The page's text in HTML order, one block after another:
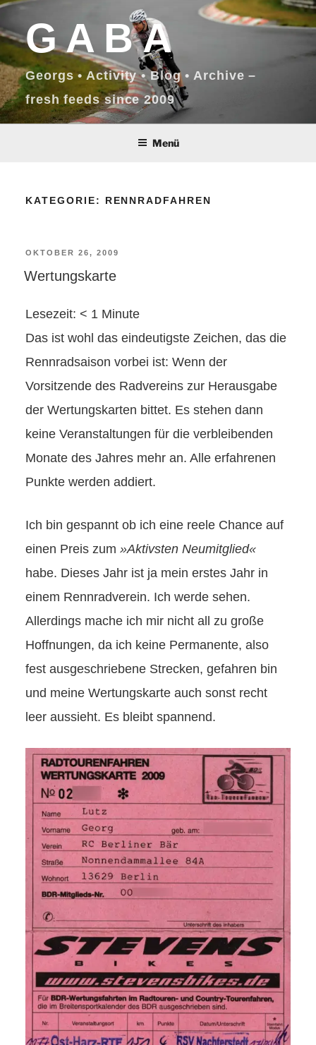
Zum
Inhalt
springenGABA
Georgs • Activity • Blog • Archive –
fresh feeds since 2009
Menü
KATEGORIE: RENNRADFAHREN
VERÖFFENTLICHT
AM
OKTOBER 26, 2009
Wertungskarte
Lesezeit: < 1 Minute
Das ist wohl das eindeutigste Zeichen, das die
Rennradsaison vorbei ist: Wenn der
Vorsitzende des Radvereins zur Herausgabe
der Wertungskarten bittet. Es stehen dann
keine Veranstaltungen für die verbleibenden
Monate des Jahres mehr an. Alle erfahrenen
Punkte werden addiert.
Ich bin gespannt ob ich eine reele Chance auf
einen Preis zum »Aktivsten Neumitglied«
habe. Dieses Jahr ist ja mein erstes Jahr in
einem Rennradverein. Ich werde sehen.
Allerdings mache ich mir nicht all zu große
Hoffnungen, da ich keine Permanente, also
fest ausgeschriebene Strecken, gefahren bin
und meine Wertungskarte auch sonst recht
leer aussieht. Es bleibt spannend.